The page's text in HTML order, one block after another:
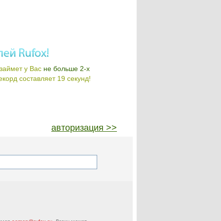
у Вас не больше 2-х
составляет 19 секунд!
авторизация >>